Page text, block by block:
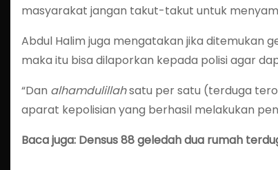
masyarakat jangan takut-takut untuk
Abdul Halim juga mengatakan jika ditemukan
maka itu bisa dilaporkan kepada polisi agar
“Dan alhamdulillahsatu per satu (terduga
aparat kepolisian yang berhasil melakukan
Baca juga: Densus 88 geledah dua rumah